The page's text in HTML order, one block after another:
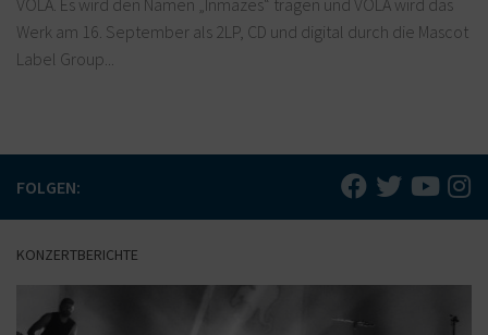
Werk am 16. September als 2LP, CD und digital durch die Mascot
Label Group...
FOLGEN:
KONZERTBERICHTE